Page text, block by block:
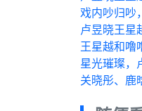
戏内吵归吵
卢昱晓王星
王星越和噜
星光璀璨，
关晓彤、鹿